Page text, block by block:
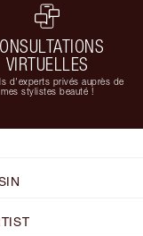
VIRTUELLES
d'experts privés auprès de
mes stylistes beauté !